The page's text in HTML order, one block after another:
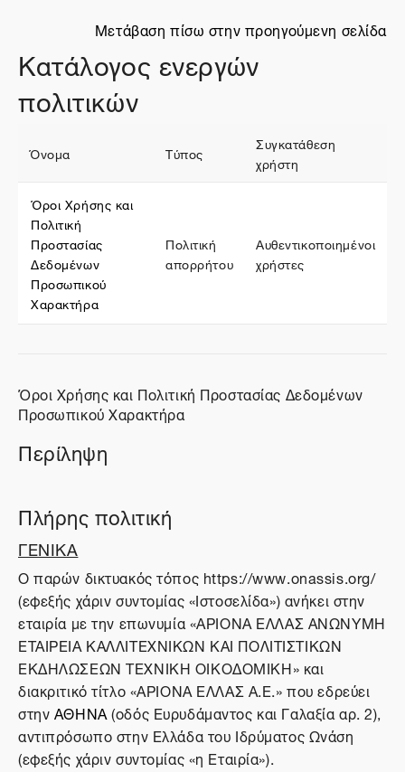
Μετάβαση πίσω στην προηγούμενη σελίδα
Κατάλογος ενεργών
πολιτικών
Όνομα Τύπος
Συγκατάθεση
χρήστη
Όροι Χρήσης και
Πολιτική
Προστασίας
Δεδομένων
Προσωπικού
Χαρακτήρα
Πολιτική
απορρήτου
Αυθεντικοποιημένοι
χρήστες
Όροι Χρήσης και Πολιτική Προστασίας Δεδομένων
Προσωπικού Χαρακτήρα
Περίληψη
Πλήρης πολιτική
ΓΕΝΙΚΑ
O παρών δικτυακός τόπος https://www.onassis.org/
(εφεξής χάριν συντομίας «Ιστοσελίδα») ανήκει στην
εταιρία με την επωνυμία «ΑΡΙΟΝΑ ΕΛΛΑΣ ΑΝΩΝΥΜΗ
ΕΤΑΙΡΕΙΑ ΚΑΛΛΙΤΕΧΝΙΚΩΝ ΚΑΙ ΠΟΛΙΤΙΣΤΙΚΩΝ
ΕΚΔΗΛΩΣΕΩΝ ΤΕΧΝΙΚΗ ΟΙΚΟΔΟΜΙΚΗ» και
διακριτικό τίτλο «ΑΡΙΟΝΑ ΕΛΛΑΣ Α.Ε.» που εδρεύει
στηνΑΘΗΝΑ(οδός Ευρυδάμαντος και Γαλαξία αρ. 2),
αντιπρόσωπο στην Ελλάδα του Ιδρύματος Ωνάση
(εφεξής χάριν συντομίας «η Εταιρία»).